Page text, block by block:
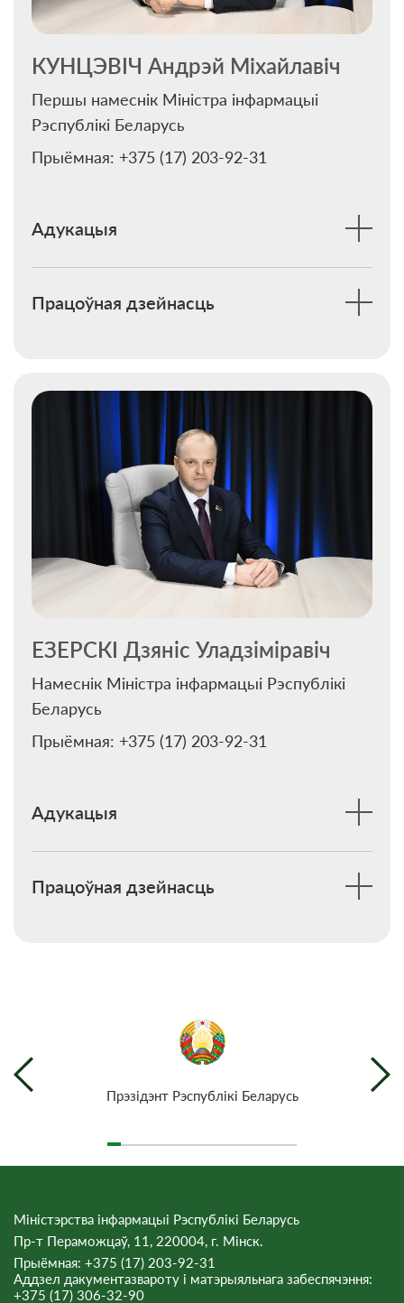
КУНЦЭВІЧ Андрэй Міхайлавіч
Першы намеснік Міністра інфармацыі
Рэспублікі Беларусь
Прыёмная: +375 (17) 203-92-31
Адукацыя
Працоўная дзейнасць
ЕЗЕРСКІ Дзянiс Уладзiмiравiч
Намеснік Міністра інфармацыі Рэспублікі
Беларусь
Прыёмная: +375 (17) 203-92-31
Адукацыя
Працоўная дзейнасць
Прэзiдэнт Рэспублiкi Беларусь
Міністэрства інфармацыі Рэспублікі Беларусь
Пр-т Пераможцаў, 11, 220004, г. Мінск.
Прыёмная: +375 (17) 203-92-31
Аддзел дакументазвароту і матэрыяльнага забеспячэння:
+375 (17) 306-32-90